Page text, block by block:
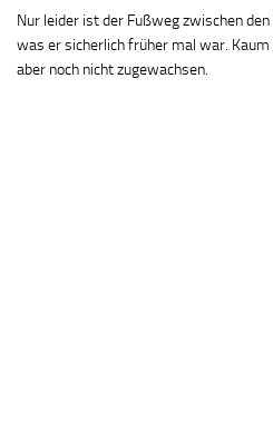
Nur leider ist der Fußweg zwischen
was er sicherlich früher mal war.
aber noch nicht zugewachsen.